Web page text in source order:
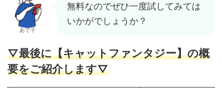
あで子
無料なのでぜひ一度試してみては
いかがでしょうか？
▽最後に【キャットファンタジー】の概
要をご紹介します▽